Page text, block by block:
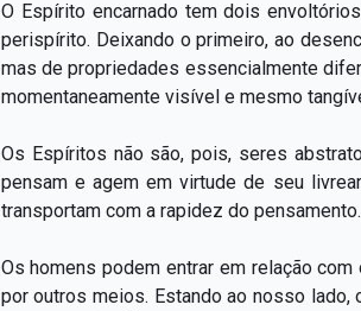
O Espírito encarnado tem dois
perispírito. Deixando o primeiro, ao
mas de propriedades essencialmente
momentaneamente visível e mesmo
Os Espíritos não são, pois, seres
pensam e agem em virtude de seu
transportam com a rapidez do pensamento.
Os homens podem entrar em relação
por outros meios. Estando ao nosso